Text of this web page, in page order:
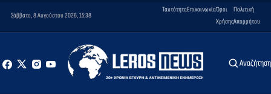
Σάββατο, 8 Αυγούστου 2026, 15:38
ΤαυτότηταΕπικοινωνίαΌροι
Χρήσης
Πολιτική
Απορρήτου
Αναζήτηση